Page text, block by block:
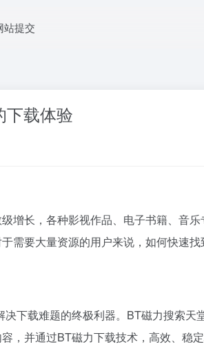
站提交
载体验
增长，各种影视作品、电子书籍、音
要大量资源的用户来说，如何快速找
决下载难题的终极利器。BT磁力搜索天
，并通过BT磁力下载技术，高效、稳